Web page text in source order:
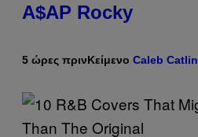
A$AP Rocky
5 ώρες πρινΚείμενο Caleb Catlin